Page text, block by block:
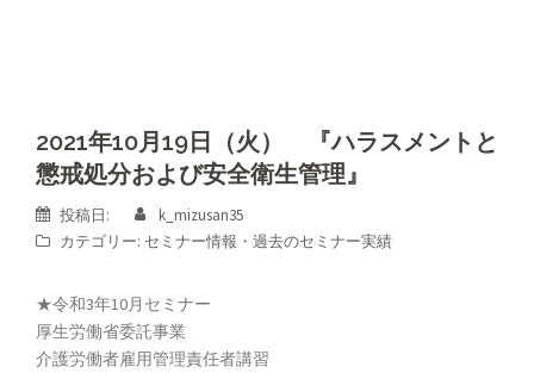
2021年10月19日（火） 『ハラスメントと
懲戒処分および安全衛生管理』
投稿日:
k_mizusan35
カテゴリー: セミナー情報 ・ 過去のセミナー実績
★令和3年10月セミナー
厚生労働省委託事業
介護労働者雇用管理責任者講習